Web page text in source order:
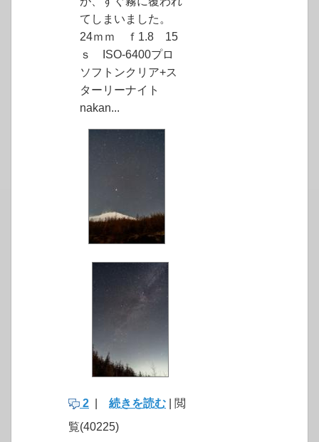
てしまいました。
24ｍｍ ｆ1.8 15
ｓ ISO-6400プロ
ソフトンクリア+ス
ターリーナイト
nakan...
2 続きを読む | 閲
覧(40225)